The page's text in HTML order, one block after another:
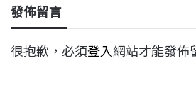
發佈留言
很抱歉，必須登入網站才能發佈